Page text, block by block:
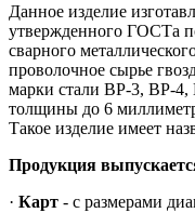
Данное изделие
утвержденного ГОСТа
сварного
проволочное сырье
марки стали ВР-3, ВР-
толщины до 6
Такое изделие имеет
Продукция
· Карт - с размерами